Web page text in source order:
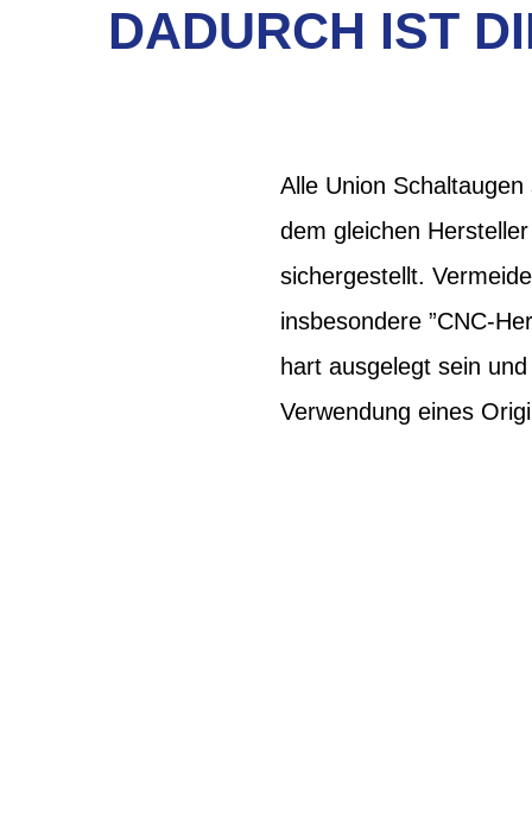
DADURCH IST
Alle Union
dem gleichen
sichergestellt.
insbesondere ”CNC-
hart ausgelegt sein
Verwendung eines